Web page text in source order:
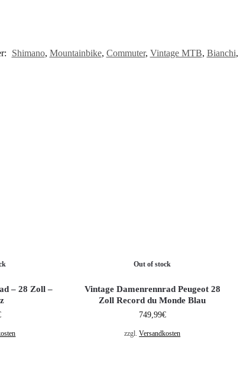
Shimano, Mountainbike, Commuter, Vintage MTB, Bianchi,
– 28 Zoll –
Out of stock
Vintage Damenrennrad Peugeot 28
Zoll Record du Monde Blau
749,99€
zzgl.Versandkosten